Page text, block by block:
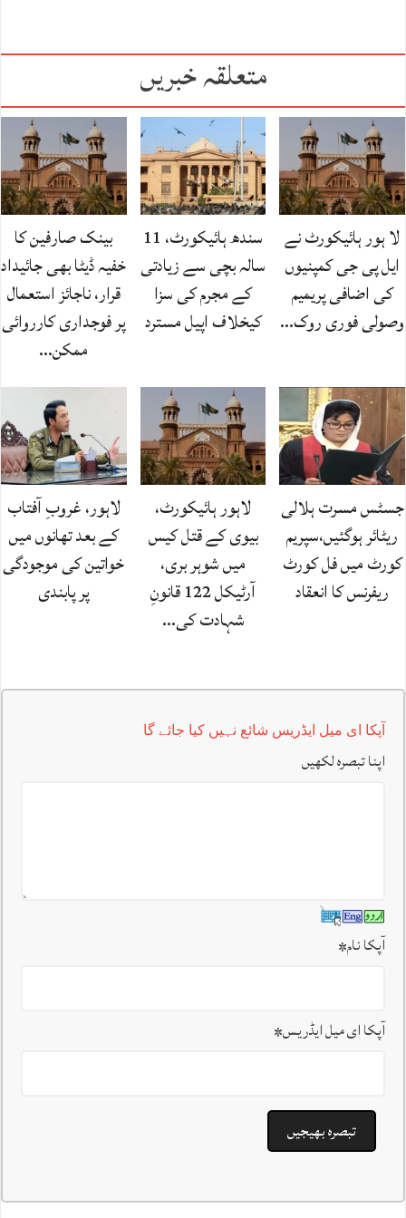
متعلقہ خبریں
لا ہور ہائیکورٹ نے
ایل پی جی کمپنیوں
کی اضافی پریمیم
وصولی فوری روک…
سندھ ہائیکورٹ، 11
سالہ بچی سے زیادتی
کے مجرم کی سزا
کیخلاف اپیل مسترد
بینک صارفین کا
خفیہ ڈیٹا بھی جائیداد
قرار، ناجائز استعمال
پر فوجداری کارروائی
ممکن…
جسٹس مسرت ہلالی
ریٹائر ہوگئیں،سپریم
کورٹ میں فل کورٹ
ریفرنس کا انعقاد
لاہور ہائیکورٹ،
بیوی کے قتل کیس
میں شوہر بری،
آرٹیکل 122 قانونِ
شہادت کی…
لاہور، غروبِ آفتاب
کے بعد تھانوں میں
خواتین کی موجودگی
پر پابندی
آپکا ای میل ایڈریس شائع نہیں کیا جائے گا
اپنا تبصرہ لکھیں
آپکا نام*
آپکا ای میل ایڈریس*